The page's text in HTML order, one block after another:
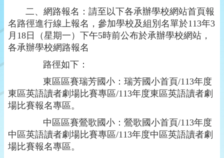
二、 網路報名：請至以下各承辦學校網站首頁報
名路徑進行線上報名，參加學校及組別名單於113年3
月 18 日（星期一）下午5時前公布於承辦學校網站，
各承辦學校網路報名
路徑如下：
東區區賽瑞芳國小：瑞芳國小首頁/113年度
東區英語讀者劇場比賽專區/113年度東區英語讀者劇
場比賽報名專區。
中區區賽鶯歌國小：鶯歌國小首頁/113年度
中區英語讀者劇場比賽專區/113年度中區英語讀者劇
場比賽報名專區。